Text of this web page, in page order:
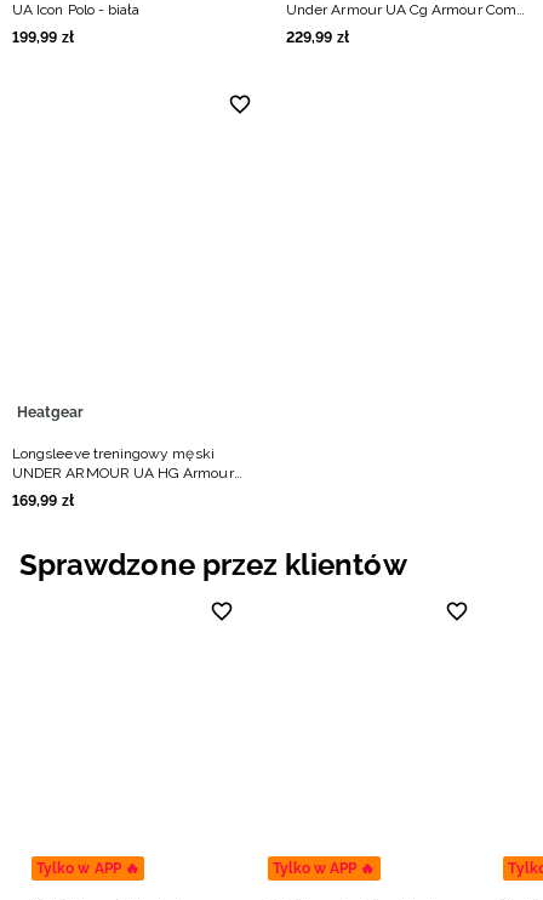
UA Icon Polo - biała
199,99 zł
Under Armour UA Cg Armour Comp
Mock - biały
229,99 zł
Heatgear
Longsleeve treningowy męski
UNDER ARMOUR UA HG Armour
Comp Mock LS - biały
169,99 zł
Sprawdzone przez klientów
Tylko w APP 🔥 Tylko w APP 🔥